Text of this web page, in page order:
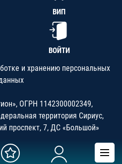
ВИП
ВОЙТИ
и хранению персональных
ОГРН 1142300002349,
территория Сириус,
проспект, 7, ДС «Большой»